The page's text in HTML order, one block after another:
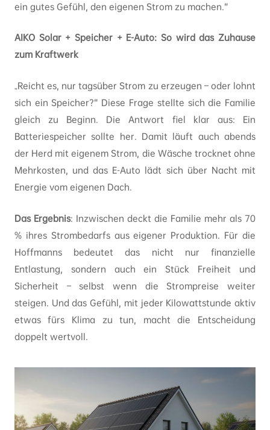
ein gutes Gefühl, den eigenen Strom zu machen.“
AIKO Solar + Speicher + E-Auto: So wird das Zuhause
zum Kraftwerk
„Reicht es, nur tagsüber Strom zu erzeugen – oder lohnt
sich ein Speicher?“ Diese Frage stellte sich die Familie
gleich zu Beginn. Die Antwort fiel klar aus: Ein
Batteriespeicher sollte her. Damit läuft auch abends
der Herd mit eigenem Strom, die Wäsche trocknet ohne
Mehrkosten, und das E-Auto lädt sich über Nacht mit
Energie vom eigenen Dach.
Das Ergebnis: Inzwischen deckt die Familie mehr als 70
% ihres Strombedarfs aus eigener Produktion. Für die
Hoffmanns bedeutet das nicht nur finanzielle
Entlastung, sondern auch ein Stück Freiheit und
Sicherheit – selbst wenn die Strompreise weiter
steigen. Und das Gefühl, mit jeder Kilowattstunde aktiv
etwas fürs Klima zu tun, macht die Entscheidung
doppelt wertvoll.